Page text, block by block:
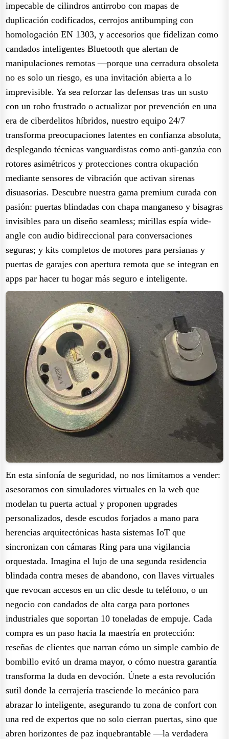
impecable de cilindros antirrobo con mapas de
duplicación codificados, cerrojos antibumping con
homologación EN 1303, y accesorios que fidelizan como
candados inteligentes Bluetooth que alertan de
manipulaciones remotas —porque una cerradura obsoleta
no es solo un riesgo, es una invitación abierta a lo
imprevisible. Ya sea reforzar las defensas tras un susto
con un robo frustrado o actualizar por prevención en una
era de ciberdelitos híbridos, nuestro equipo 24/7
transforma preocupaciones latentes en confianza absoluta,
desplegando técnicas vanguardistas como anti-ganzúa con
rotores asimétricos y protecciones contra okupación
mediante sensores de vibración que activan sirenas
disuasorias. Descubre nuestra gama premium curada con
pasión: puertas blindadas con chapa manganeso y bisagras
invisibles para un diseño seamless; mirillas espía wide-
angle con audio bidireccional para conversaciones
seguras; y kits completos de motores para persianas y
puertas de garajes con apertura remota que se integran en
apps par hacer tu hogar más seguro e inteligente.
En esta sinfonía de seguridad, no nos limitamos a vender:
asesoramos con simuladores virtuales en la web que
modelan tu puerta actual y proponen upgrades
personalizados, desde escudos forjados a mano para
herencias arquitectónicas hasta sistemas IoT que
sincronizan con cámaras Ring para una vigilancia
orquestada. Imagina el lujo de una segunda residencia
blindada contra meses de abandono, con llaves virtuales
que revocan accesos en un clic desde tu teléfono, o un
negocio con candados de alta carga para portones
industriales que soportan 10 toneladas de empuje. Cada
compra es un paso hacia la maestría en protección:
reseñas de clientes que narran cómo un simple cambio de
bombillo evitó un drama mayor, o cómo nuestra garantía
transforma la duda en devoción. Únete a esta revolución
sutil donde la cerrajería trasciende lo mecánico para
abrazar lo inteligente, asegurando tu zona de confort con
una red de expertos que no solo cierran puertas, sino que
abren horizontes de paz inquebrantable —la verdadera